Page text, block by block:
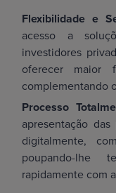
Flexibilidade e
acesso a
investidores
oferecer maior
complementando
Processo
apresentação
digitalmente,
poupando-lhe
rapidamente com